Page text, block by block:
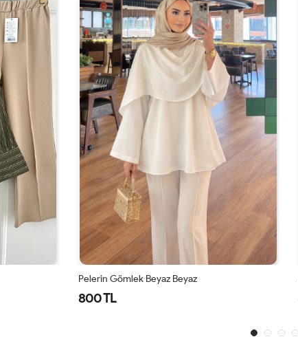
Pelerin Gömlek Beyaz Beyaz
800 TL